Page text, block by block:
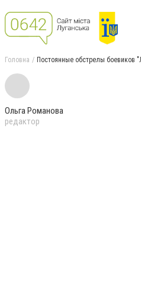
Головна Постоянные обстрелы боевиков
Ольга Романова
редактор